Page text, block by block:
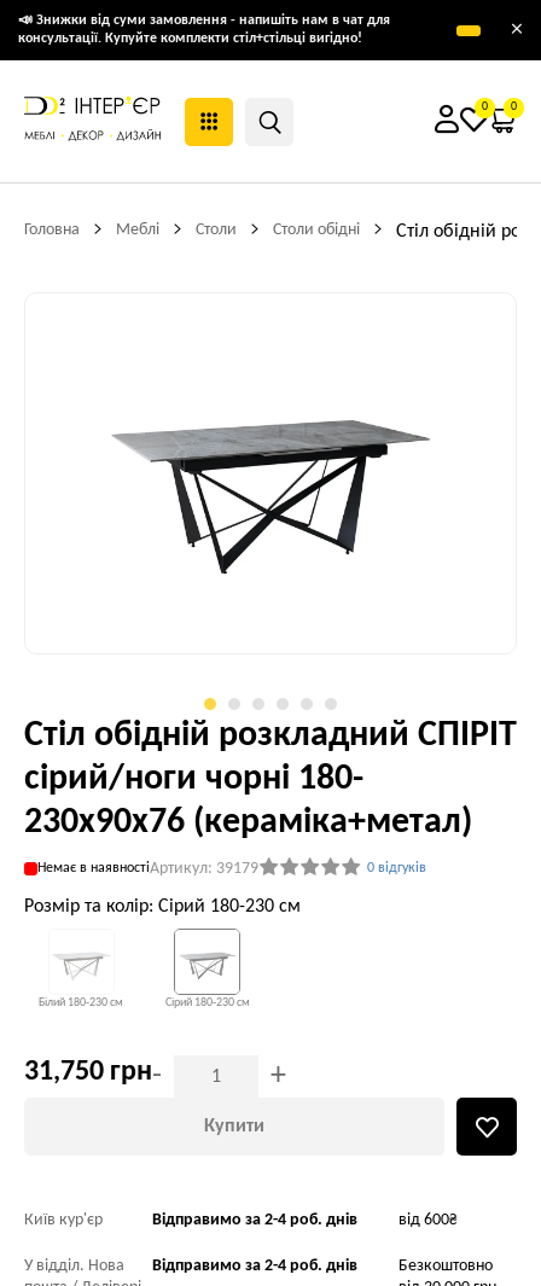
📣 Знижки від суми замовлення - напишіть нам в чат для
консультації. Купуйте комплекти стіл+стільці вигідно!
×
0 0
Головна Меблі Столи Столи обідні Стіл обідній
Стіл обідній розкладний СПІРІТ
сірий/ноги чорні 180-
230x90x76 (кераміка+метал)
Немає в наявностіАртикул: 39179 0 відгуків
Розмір та колір: Сірий 180-230 см
Білий 180-230 см Сірий 180-230 см
31,750 грн- +
Купити
Київ кур'єр Відправимо за 2-4 роб. днів від 600₴
У відділ. Нова
Відправимо за 2-4 роб. днів
Безкоштовно